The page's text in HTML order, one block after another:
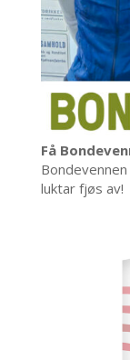
Få
luktar fjøs av!